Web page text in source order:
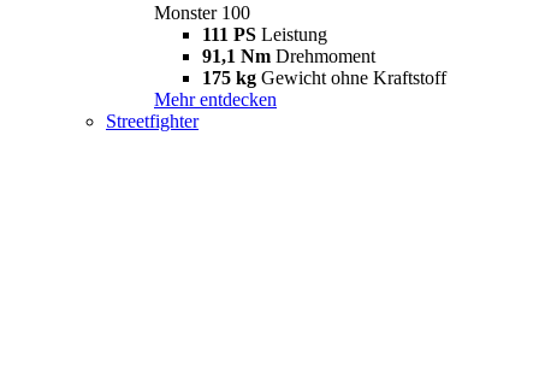
Monster 100
111 PS Leistung
91,1 Nm Drehmoment
175 kg Gewicht ohne Kraftstoff
Mehr entdecken
Streetfighter